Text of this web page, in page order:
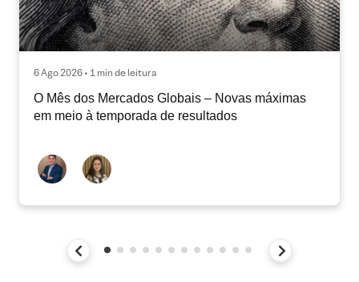
6 Ago 2026 • 1 min de leitura
O Mês dos Mercados Globais – Novas máximas
em meio à temporada de resultados